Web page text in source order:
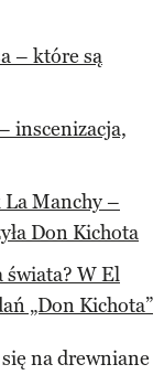
– które są
inscenizacja,
La Manchy –
Don Kichota
świata? W El
„Don Kichota”
na drewniane